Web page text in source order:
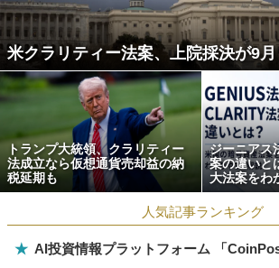
米クラリティー法案、上院採決が9
トランプ大統領、クラリティー
法成立なら仮想通貨売却益の納
税延期も
ジーニアス
案の違いと
大法案をわ
人気記事ランキング
★ AI投資情報プラットフォーム 「